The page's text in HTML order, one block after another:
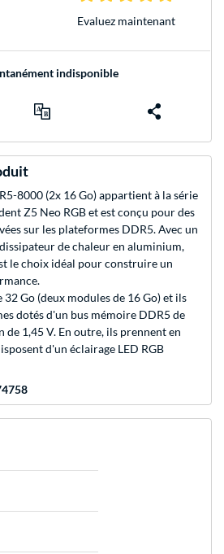
Evaluez maintenant
indisponible
8000 (2x 16 Go) appartient à la série
Z5 Neo RGB et est conçu pour des
sur les plateformes DDR5. Avec un
de chaleur en aluminium,
le choix idéal pour construire un
32 Go (deux modules de 16 Go) et ils
dotés d'un bus mémoire DDR5 de
de 1,45 V. En outre, ils prennent en
d'un éclairage LED RGB